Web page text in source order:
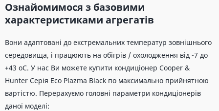
Ознайомимося з базовими
характеристиками агрегатів
Вони адаптовані до екстремальних температур зовнішнього
середовища, і працюють на обігрів / охолодження від -7 до
+43 оС. У нас Ви можете купити кондиціонер Cooper &
Hunter Серія Eco Plazma Black по максимально прийнятною
вартістю. Перерахуємо головні параметри кондиціонерів
даної моделі: